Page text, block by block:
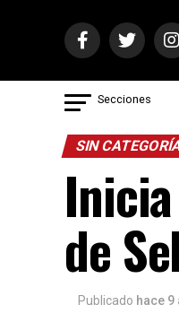
Secciones
SIN
de
Publicado hace 9